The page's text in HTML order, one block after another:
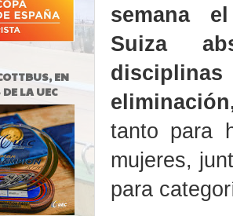
semana
Suiza
tanto para
mujeres,
para
EN
LA UEC